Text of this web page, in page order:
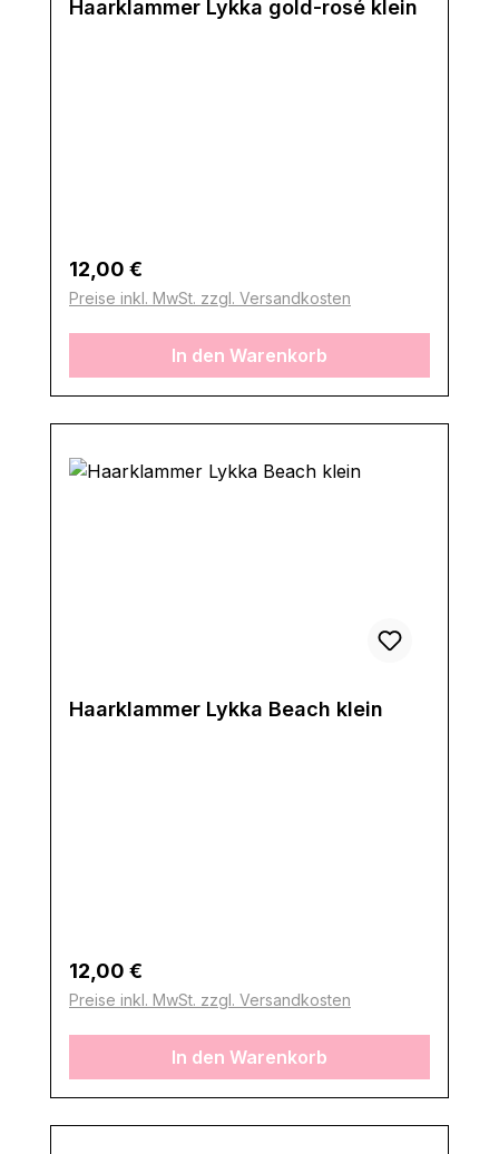
Haarklammer Lykka gold-rosé klein
Regulärer Preis:
12,00 €
Preise inkl. MwSt. zzgl. Versandkosten
In den Warenkorb
Haarklammer Lykka Beach klein
Regulärer Preis:
12,00 €
Preise inkl. MwSt. zzgl. Versandkosten
In den Warenkorb